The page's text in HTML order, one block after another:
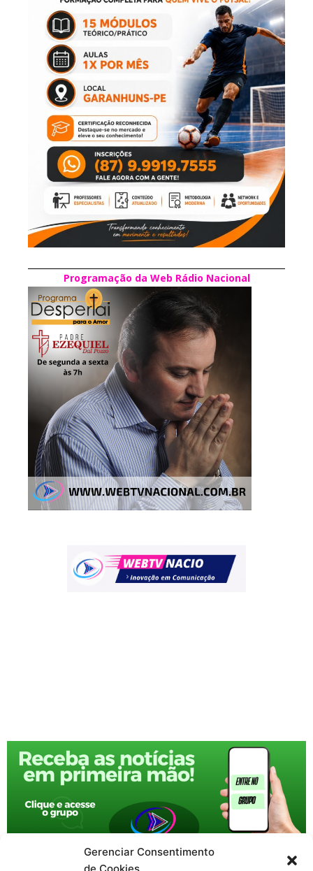
Gerenciar Consentimento
Programação da Web Rádio Nacional